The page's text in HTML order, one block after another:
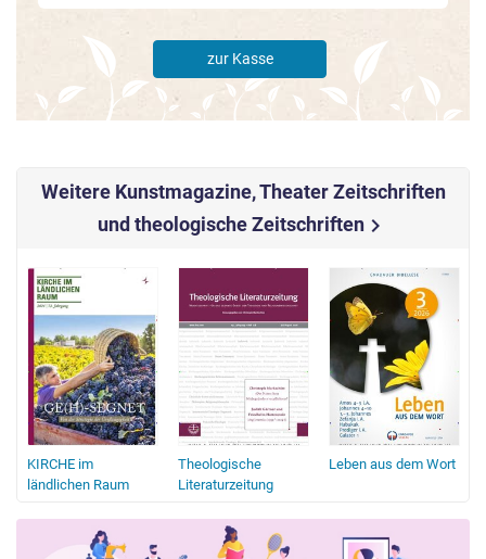
zur Kasse
Weitere Kunstmagazine, Theater Zeitschriften
und theologische Zeitschriftenchevron_right
KIRCHE im
ländlichen Raum
Theologische
Literaturzeitung
Leben aus dem Wort